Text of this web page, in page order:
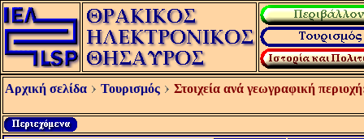
Αρχική σελίδα Τουρισμός Στοιχεία ανά γεωγραφική